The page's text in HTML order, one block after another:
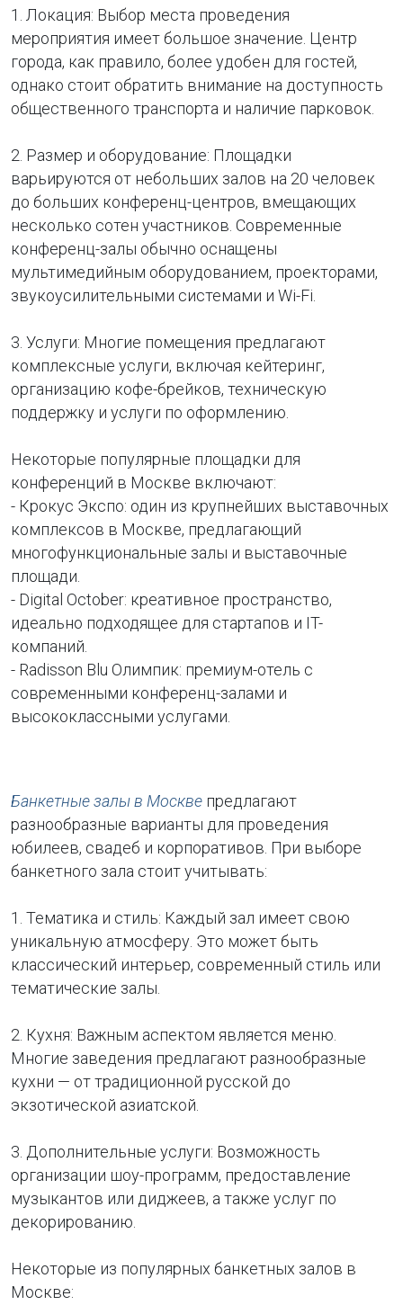
1. Локация: Выбор места проведения
мероприятия имеет большое значение. Центр
города, как правило, более удобен для гостей,
однако стоит обратить внимание на доступность
общественного транспорта и наличие парковок.
2. Размер и оборудование: Площадки
варьируются от небольших залов на 20 человек
до больших конференц-центров, вмещающих
несколько сотен участников. Современные
конференц-залы обычно оснащены
мультимедийным оборудованием, проекторами,
звукоусилительными системами и Wi-Fi.
3. Услуги: Многие помещения предлагают
комплексные услуги, включая кейтеринг,
организацию кофе-брейков, техническую
поддержку и услуги по оформлению.
Некоторые популярные площадки для
конференций в Москве включают:
- Крокус Экспо: один из крупнейших выставочных
комплексов в Москве, предлагающий
многофункциональные залы и выставочные
площади.
- Digital October: креативное пространство,
идеально подходящее для стартапов и IT-
компаний.
- Radisson Blu Олимпик: премиум-отель с
современными конференц-залами и
высококлассными услугами.
Банкетные залы в Москве предлагают
разнообразные варианты для проведения
юбилеев, свадеб и корпоративов. При выборе
банкетного зала стоит учитывать:
1. Тематика и стиль: Каждый зал имеет свою
уникальную атмосферу. Это может быть
классический интерьер, современный стиль или
тематические залы.
2. Кухня: Важным аспектом является меню.
Многие заведения предлагают разнообразные
кухни — от традиционной русской до
экзотической азиатской.
3. Дополнительные услуги: Возможность
организации шоу-программ, предоставление
музыкантов или диджеев, а также услуг по
декорированию.
Некоторые из популярных банкетных залов в
Москве: